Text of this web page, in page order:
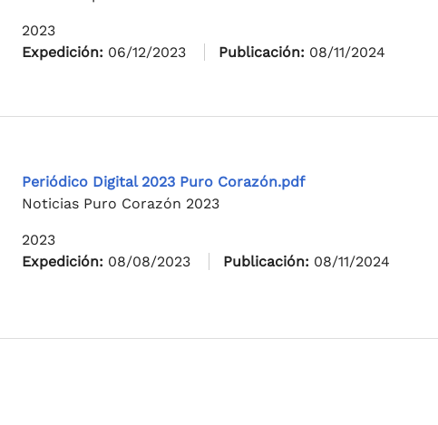
2023
Expedición: 06/12/2023 Publicación: 08/11/2024
Periódico Digital 2023 Puro Corazón.pdf
Noticias Puro Corazón 2023
2023
Expedición: 08/08/2023 Publicación: 08/11/2024